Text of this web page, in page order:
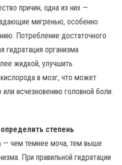
причин, одна из них —
мигренью, особенно
Потребление достаточного
гидратация организма
жидкой, улучшить
в мозг, что может
исчезновению головной боли.
определить степень
— чем темнее моча, тем выше
При правильной гидратации